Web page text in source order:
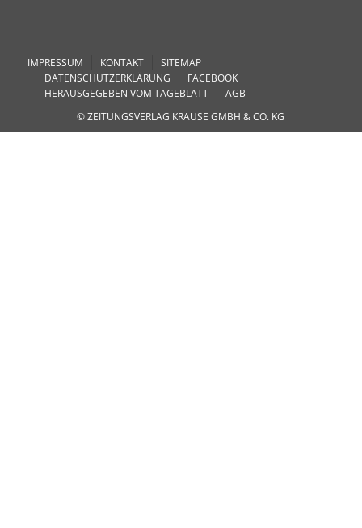
IMPRESSUM KONTAKT
SITEMAP
DATENSCHUTZERKLÄRUNG
FACEBOOK
HERAUSGEGEBEN VOM TAGEBLATT
AGB
© ZEITUNGSVERLAG KRAUSE GMBH & CO. KG